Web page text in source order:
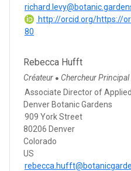
http://orcid.org/https://
80
Rebecca Hufft
Créateur ● Chercheur Principal
Associate Director of
Denver Botanic Gardens
909 York Street
80206 Denver
Colorado
US